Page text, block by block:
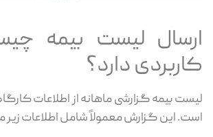
ارسال لیست بیمه
کاربردی دارد؟
لیست بیمه گزارشی ماهانه از اطلاعات
است. این گزارش معمولاً شامل اطلاعات